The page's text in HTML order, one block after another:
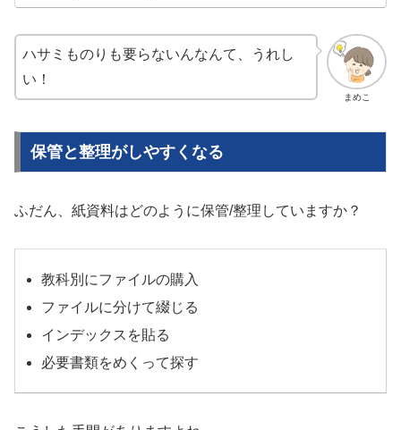
まめこ
ハサミものりも要らないんなんて、うれし
い！
保管と整理がしやすくなる
ふだん、紙資料はどのように保管/整理していますか？
教科別にファイルの購入
ファイルに分けて綴じる
インデックスを貼る
必要書類をめくって探す